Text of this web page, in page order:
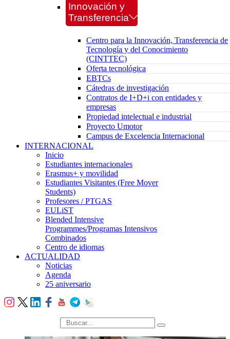
Innovación y
Transferencia
Centro para la Innovación, Transferencia de
Tecnología y del Conocimiento
(CINTTEC)
Oferta tecnológica
EBTCs
Cátedras de investigación
Contratos de I+D+i con entidades y
empresas
Propiedad intelectual e industrial
Proyecto Umotor
Campus de Excelencia Internacional
INTERNACIONAL
Inicio
Estudiantes internacionales
Erasmus+ y movilidad
Estudiantes Visitantes (Free Mover
Students)
Profesores / PTGAS
EULiST
Blended Intensive
Programmes/Programas Intensivos
Combinados
Centro de idiomas
ACTUALIDAD
Noticias
Agenda
25 aniversario
búsqueda